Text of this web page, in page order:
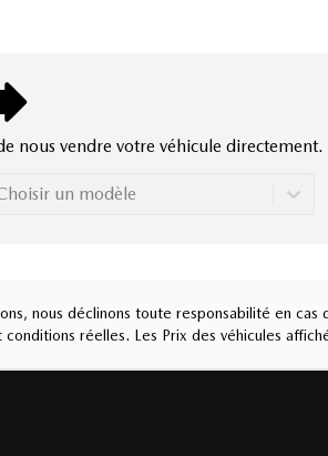
nous vendre votre véhicule
un modèle
nous déclinons toute responsabilité en
réelles. Les Prix des véhicules